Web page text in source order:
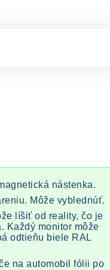
nástenka.
Môže vyblednúť.
líšiť od reality, čo je
Každý monitor môže
odtieňu biele RAL
na automobil fólii po